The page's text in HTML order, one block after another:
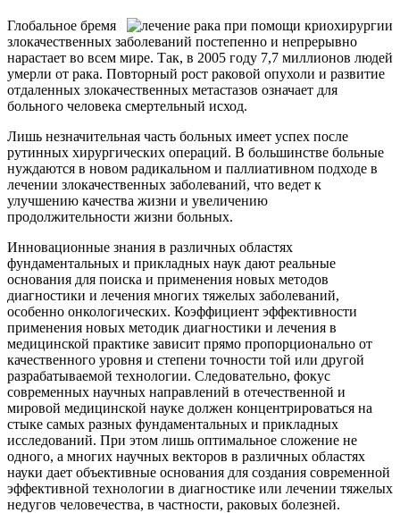
Глобальное бремя
злокачественных заболеваний постепенно и непрерывно
нарастает во всем мире. Так, в 2005 году 7,7 миллионов людей
умерли от рака. Повторный рост раковой опухоли и развитие
отдаленных злокачественных метастазов означает для
больного человека смертельный исход.
Лишь незначительная часть больных имеет успех после
рутинных хирургических операций. В большинстве больные
нуждаются в новом радикальном и паллиативном подходе в
лечении злокачественных заболеваний, что ведет к
улучшению качества жизни и увеличению
продолжительности жизни больных.
Инновационные знания в различных областях
фундаментальных и прикладных наук дают реальные
основания для поиска и применения новых методов
диагностики и лечения многих тяжелых заболеваний,
особенно онкологических. Коэффициент эффективности
применения новых методик диагностики и лечения в
медицинской практике зависит прямо пропорционально от
качественного уровня и степени точности той или другой
разрабатываемой технологии. Следовательно, фокус
современных научных направлений в отечественной и
мировой медицинской науке должен концентрироваться на
стыке самых разных фундаментальных и прикладных
исследований. При этом лишь оптимальное сложение не
одного, а многих научных векторов в различных областях
науки дает объективные основания для создания современной
эффективной технологии в диагностике или лечении тяжелых
недугов человечества, в частности, раковых болезней.